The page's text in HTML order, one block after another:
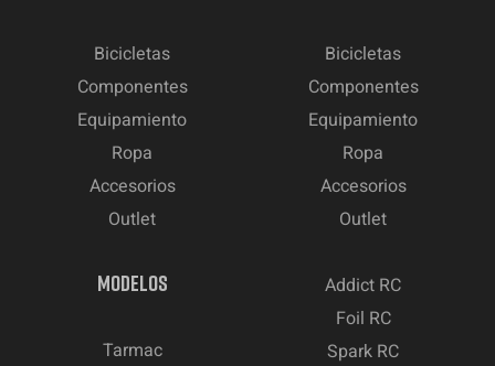
Bicicletas
Componentes
Equipamiento
Ropa
Accesorios
Outlet
Bicicletas
Componentes
Equipamiento
Ropa
Accesorios
Outlet
MODELOS
Tarmac
Addict RC
Foil RC
Spark RC